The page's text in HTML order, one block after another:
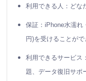
出典：TELASA
「TELASA
＊ 配信状況の変更
利用できる人：どな
保証：iPhone水濡れ
円)を受けることがで
利用できるサービス
題、データ復旧サポ